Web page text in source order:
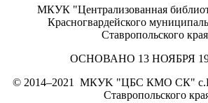
МКУК "Централизованная
Красногвардейского
Ставропольского
ОСНОВАНО 13 НОЯБРЯ
© 2014–2021
МКУK "ЦБС КМО СК"
Ставропольского